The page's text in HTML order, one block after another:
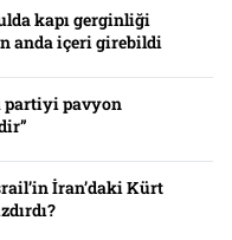
kapı gerginliği
anda içeri girebildi
partiyi pavyon
İran’daki Kürt